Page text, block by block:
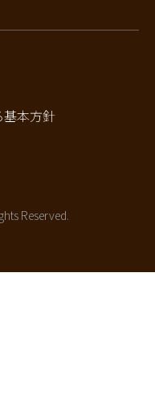
基本方針
Reserved.